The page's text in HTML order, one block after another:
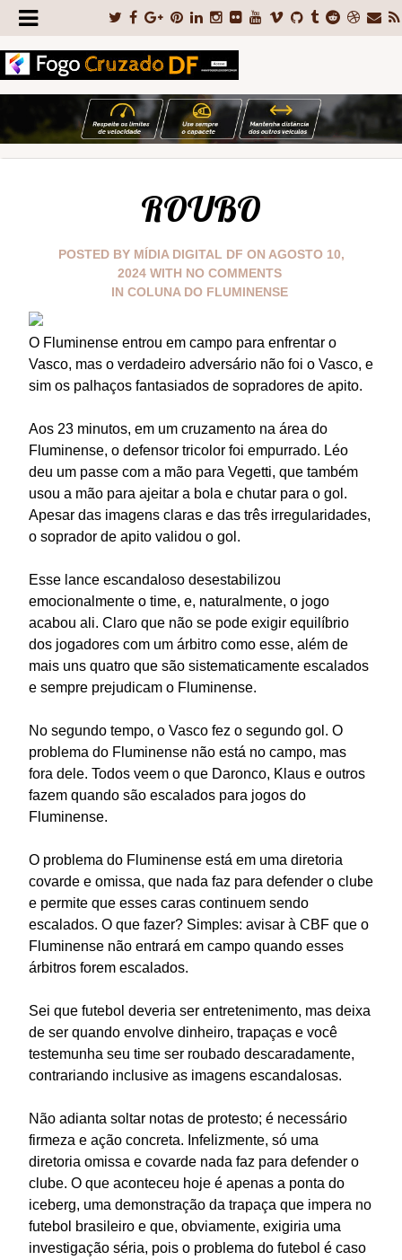
ROUBO
POSTED BY MÍDIA DIGITAL DF ON AGOSTO 10,
2024WITH NO COMMENTS
IN COLUNA DO FLUMINENSE
O Fluminense entrou em campo para enfrentar o
Vasco, mas o verdadeiro adversário não foi o Vasco, e
sim os palhaços fantasiados de sopradores de apito.
Aos 23 minutos, em um cruzamento na área do
Fluminense, o defensor tricolor foi empurrado. Léo
deu um passe com a mão para Vegetti, que também
usou a mão para ajeitar a bola e chutar para o gol.
Apesar das imagens claras e das três irregularidades,
o soprador de apito validou o gol.
Esse lance escandaloso desestabilizou
emocionalmente o time, e, naturalmente, o jogo
acabou ali. Claro que não se pode exigir equilíbrio
dos jogadores com um árbitro como esse, além de
mais uns quatro que são sistematicamente escalados
e sempre prejudicam o Fluminense.
No segundo tempo, o Vasco fez o segundo gol. O
problema do Fluminense não está no campo, mas
fora dele. Todos veem o que Daronco, Klaus e outros
fazem quando são escalados para jogos do
Fluminense.
O problema do Fluminense está em uma diretoria
covarde e omissa, que nada faz para defender o clube
e permite que esses caras continuem sendo
escalados. O que fazer? Simples: avisar à CBF que o
Fluminense não entrará em campo quando esses
árbitros forem escalados.
Sei que futebol deveria ser entretenimento, mas deixa
de ser quando envolve dinheiro, trapaças e você
testemunha seu time ser roubado descaradamente,
contrariando inclusive as imagens escandalosas.
Não adianta soltar notas de protesto; é necessário
firmeza e ação concreta. Infelizmente, só uma
diretoria omissa e covarde nada faz para defender o
clube. O que aconteceu hoje é apenas a ponta do
iceberg, uma demonstração da trapaça que impera no
futebol brasileiro e que, obviamente, exigiria uma
investigação séria, pois o problema do futebol é caso